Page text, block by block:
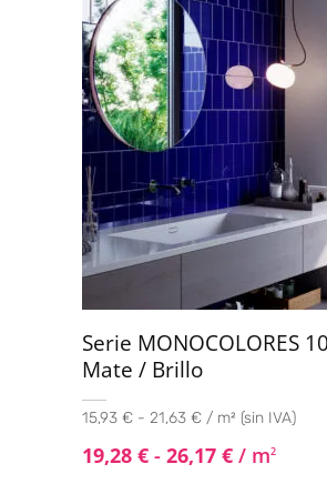
Serie MONOCOLORES
Mate / Brillo
15,93 € - 21,63 € / m² (sin IVA)
19,28 € - 26,17 € / m2